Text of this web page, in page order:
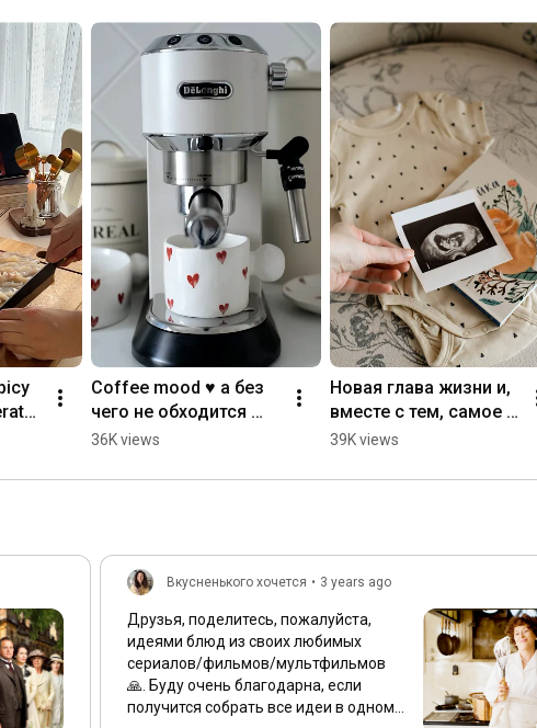
использую смесь подсолнечного и оливкового масла от
бренда Altero. Выкладываем очищенные креветки,
обжариваем с двух сторон до полуготовности и вынимаем.
Добавляем курицу и чоризо, жарим, пока курица слегка не
подрумянится со всех сторон, около 8 минут. Шумовкой
выкладываем курицу и чоризо в миску.
Также обжариваем лук, красный перец и специи. Готовим,
помешивая, пока овощи не станут мягкими, около 6 минут.
Всыпаем рис и обжариваем 1-2 минуты. Вливаем смесь из
вина с шафраном и готовим, помешивая, пока жидкость не
испарится.
Перемешиваем курицу и чоризо с рисом. Вливаем бульон и
доводим до кипения. Солим и перчим по вкусу.
Когда уровень бульона достигнет уровня риса,
выкладываем креветки, мидии и кальмары поверх риса.
Убавляем огонь до минимума и готовим до мягкости риса.
Coffee mood ♥️ а без
чего не обходится
ваша неделя?
36K views
Новая глава жизни и,
вместе с тем, самое
долгожданное её
39K views
Вкусненького хочется • 3 years ago
Друзья, поделитесь, пожалуйста,
идеями блюд из своих любимых
сериалов/фильмов/мультфильмов
🙏. Буду очень благодарна, если
получится собрать все идеи в одном